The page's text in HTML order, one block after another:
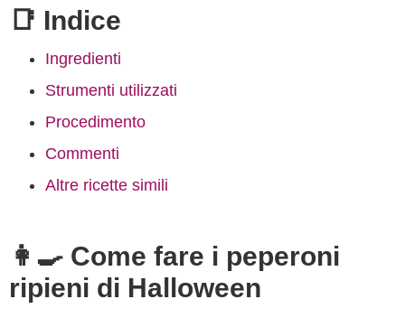
📑 Indice
Ingredienti
Strumenti utilizzati
Procedimento
Commenti
Altre ricette simili
👩‍🍳 Come fare i peperoni
ripieni di Halloween